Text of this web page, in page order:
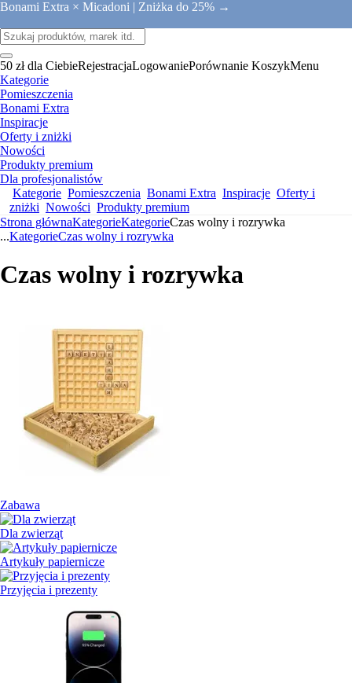
Bonami Extra × Micadoni | Zniżka do 25% →
50 zł dla CiebieRejestracjaLogowaniePorównanie KoszykMenu
Kategorie
Pomieszczenia
Bonami Extra
Inspiracje
Oferty i zniżki
Nowości
Produkty premium
Dla profesjonalistów
Kategorie Pomieszczenia Bonami Extra Inspiracje Oferty i
zniżki Nowości Produkty premium
Strona głównaKategorieKategorieCzas wolny i rozrywka
...KategorieCzas wolny i rozrywka
Czas wolny i rozrywka
Zabawa
Dla zwierząt
Artykuły papiernicze
Przyjęcia i prezenty